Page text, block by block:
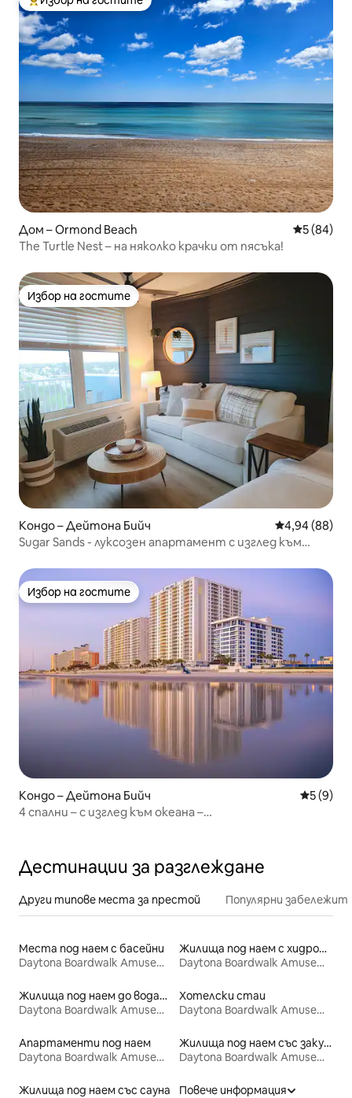
Най-популярен избор на гостите
Дом – Ormond Beach Средна
5 (84)
The Turtle Nest – на няколко крачки от пясъка!
Избор на гостите
Избор на гостите
Кондо – Дейтона Бийч Средна
4,94 (88)
Sugar Sands - луксозен апартамент с изглед към
Избор на гостите
Избор на гостите
Кондо – Дейтона Бийч Средна
5 (9)
4 спални – с изглед към океана –
Дестинации за разглеждане
Други типове места за престой Популярни
Места под наем с басейни
Daytona Boardwalk Amusements
Жилища под наем с хидромасажна вана
Daytona Boardwalk Amusements
Жилища под наем до водата
Daytona Boardwalk Amusements
Хотелски стаи
Daytona Boardwalk Amusements
Апартаменти под наем
Daytona Boardwalk Amusements
Жилища под наем със закуска
Daytona Boardwalk Amusements
Жилища под наем със сауна
Повече информация